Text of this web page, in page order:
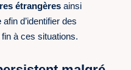
étrangères ainsi
afin d’identifier des
à ces situations.